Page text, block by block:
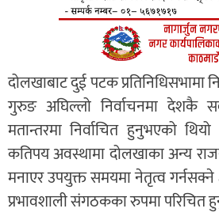
दोलखाबाट दुई पटक प्रतिनिधिसभामा
गुरुङ अघिल्लो निर्वाचनमा देशकै
मतान्तरमा निर्वाचित हुनुभएको थियो
कतिपय अवस्थामा दोलखाका अन्य
मनाएर उपयुक्त समयमा नेतृत्व
प्रभावशाली संगठकका रुपमा परिचित